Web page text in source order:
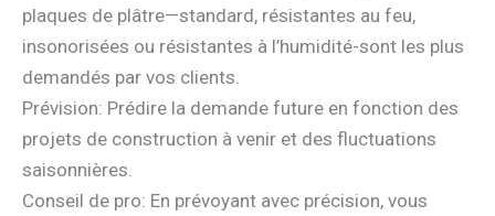
plaques de plâtre—standard, résistantes au feu,
insonorisées ou résistantes à l’humidité-sont les plus
demandés par vos clients.
Prévision: Prédire la demande future en fonction des
projets de construction à venir et des fluctuations
saisonnières.
Conseil de pro: En prévoyant avec précision, vous